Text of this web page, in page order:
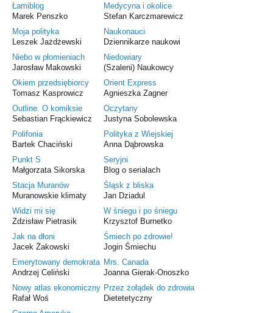
Łamiblog
Marek Penszko
Medycyna i okolice
Stefan Karczmarewicz
Moja polityka
Leszek Jażdżewski
Naukonauci
Dziennikarze naukowi
Niebo w płomieniach
Jarosław Makowski
Niedowiary
(Szaleni) Naukowcy
Okiem przedsiębiorcy
Tomasz Kasprowicz
Orient Express
Agnieszka Zagner
Outline. O komiksie
Sebastian Frąckiewicz
Oczytany
Justyna Sobolewska
Polifonia
Bartek Chaciński
Polityka z Wiejskiej
Anna Dąbrowska
Punkt S
Małgorzata Sikorska
Seryjni
Blog o serialach
Stacja Muranów
Muranowskie klimaty
Śląsk z bliska
Jan Dziadul
Widzi mi się
Zdzisław Pietrasik
W śniegu i po śniegu
Krzysztof Burnetko
Jak na dłoni
Jacek Żakowski
Śmiech po zdrowie!
Jogin Śmiechu
Emerytowany demokrata
Andrzej Celiński
Mrs. Canada
Joanna Gierak-Onoszko
Nowy atlas ekonomiczny
Rafał Woś
Przez żołądek do zdrowia
Dietetetyczny